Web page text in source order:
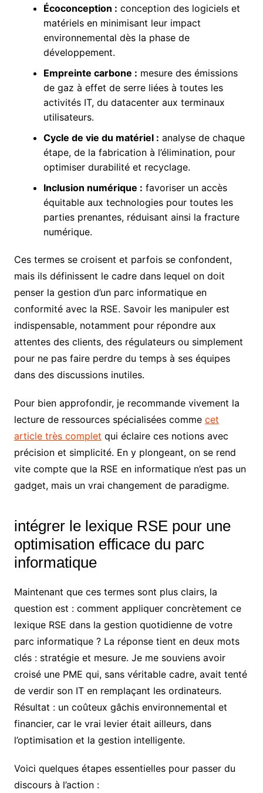
Écoconception : conception des logiciels et
matériels en minimisant leur impact
environnemental dès la phase de
développement.
Empreinte carbone : mesure des émissions
de gaz à effet de serre liées à toutes les
activités IT, du datacenter aux terminaux
utilisateurs.
Cycle de vie du matériel : analyse de chaque
étape, de la fabrication à l’élimination, pour
optimiser durabilité et recyclage.
Inclusion numérique : favoriser un accès
équitable aux technologies pour toutes les
parties prenantes, réduisant ainsi la fracture
numérique.
Ces termes se croisent et parfois se confondent,
mais ils définissent le cadre dans lequel on doit
penser la gestion d’un parc informatique en
conformité avec la RSE. Savoir les manipuler est
indispensable, notamment pour répondre aux
attentes des clients, des régulateurs ou simplement
pour ne pas faire perdre du temps à ses équipes
dans des discussions inutiles.
Pour bien approfondir, je recommande vivement la
lecture de ressources spécialisées comme cet
article très complet qui éclaire ces notions avec
précision et simplicité. En y plongeant, on se rend
vite compte que la RSE en informatique n’est pas un
gadget, mais un vrai changement de paradigme.
intégrer le lexique RSE pour une
optimisation efficace du parc
informatique
Maintenant que ces termes sont plus clairs, la
question est : comment appliquer concrètement ce
lexique RSE dans la gestion quotidienne de votre
parc informatique ? La réponse tient en deux mots
clés : stratégie et mesure. Je me souviens avoir
croisé une PME qui, sans véritable cadre, avait tenté
de verdir son IT en remplaçant les ordinateurs.
Résultat : un coûteux gâchis environnemental et
financier, car le vrai levier était ailleurs, dans
l’optimisation et la gestion intelligente.
Voici quelques étapes essentielles pour passer du
discours à l’action :